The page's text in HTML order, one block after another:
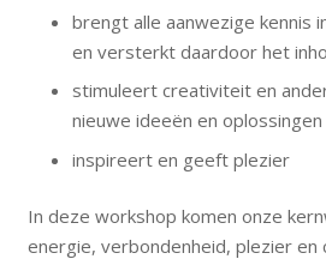
brengt alle aanwezige kennis
en versterkt daardoor het
stimuleert creativiteit en
nieuwe ideeën en
inspireert en geeft plezier
In deze workshop komen onze
energie, verbondenheid, plezier